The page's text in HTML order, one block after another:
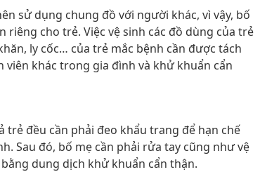
sử dụng chung đồ với người khác, vì vậy, bố
riêng cho trẻ. Việc vệ sinh các đồ dùng của trẻ
ly cốc… của trẻ mắc bệnh cần được tách
viên khác trong gia đình và khử khuẩn cẩn
trẻ đều cần phải đeo khẩu trang để hạn chế
Sau đó, bố mẹ cần phải rửa tay cũng như vệ
dung dịch khử khuẩn cẩn thận.